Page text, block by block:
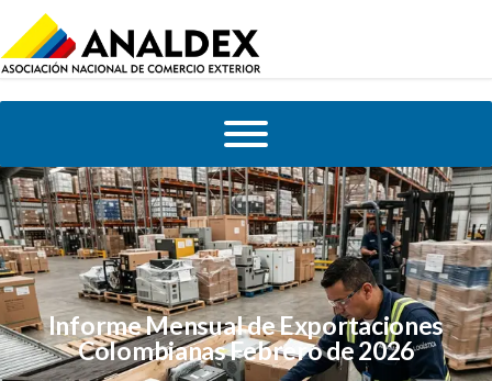
Informe Mensual de Exportaciones
Colombianas Febrero de 2026